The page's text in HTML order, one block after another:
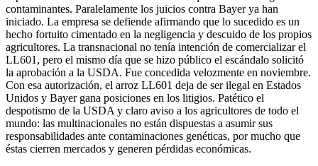
contaminantes. Paralelamente los juicios contra Bayer ya han
iniciado. La empresa se defiende afirmando que lo sucedido es un
hecho fortuito cimentado en la negligencia y descuido de los propios
agricultores. La transnacional no tenía intención de comercializar el
LL601, pero el mismo día que se hizo público el escándalo solicitó
la aprobación a la USDA. Fue concedida velozmente en noviembre.
Con esa autorización, el arroz LL601 deja de ser ilegal en Estados
Unidos y Bayer gana posiciones en los litigios. Patético el
despotismo de la USDA y claro aviso a los agricultores de todo el
mundo: las multinacionales no están dispuestas a asumir sus
responsabilidades ante contaminaciones genéticas, por mucho que
éstas cierren mercados y generen pérdidas económicas.